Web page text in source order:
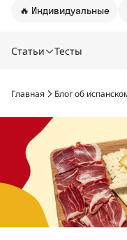
🔥 Индивидуальные
Статьи Тесты
Главная Блог об